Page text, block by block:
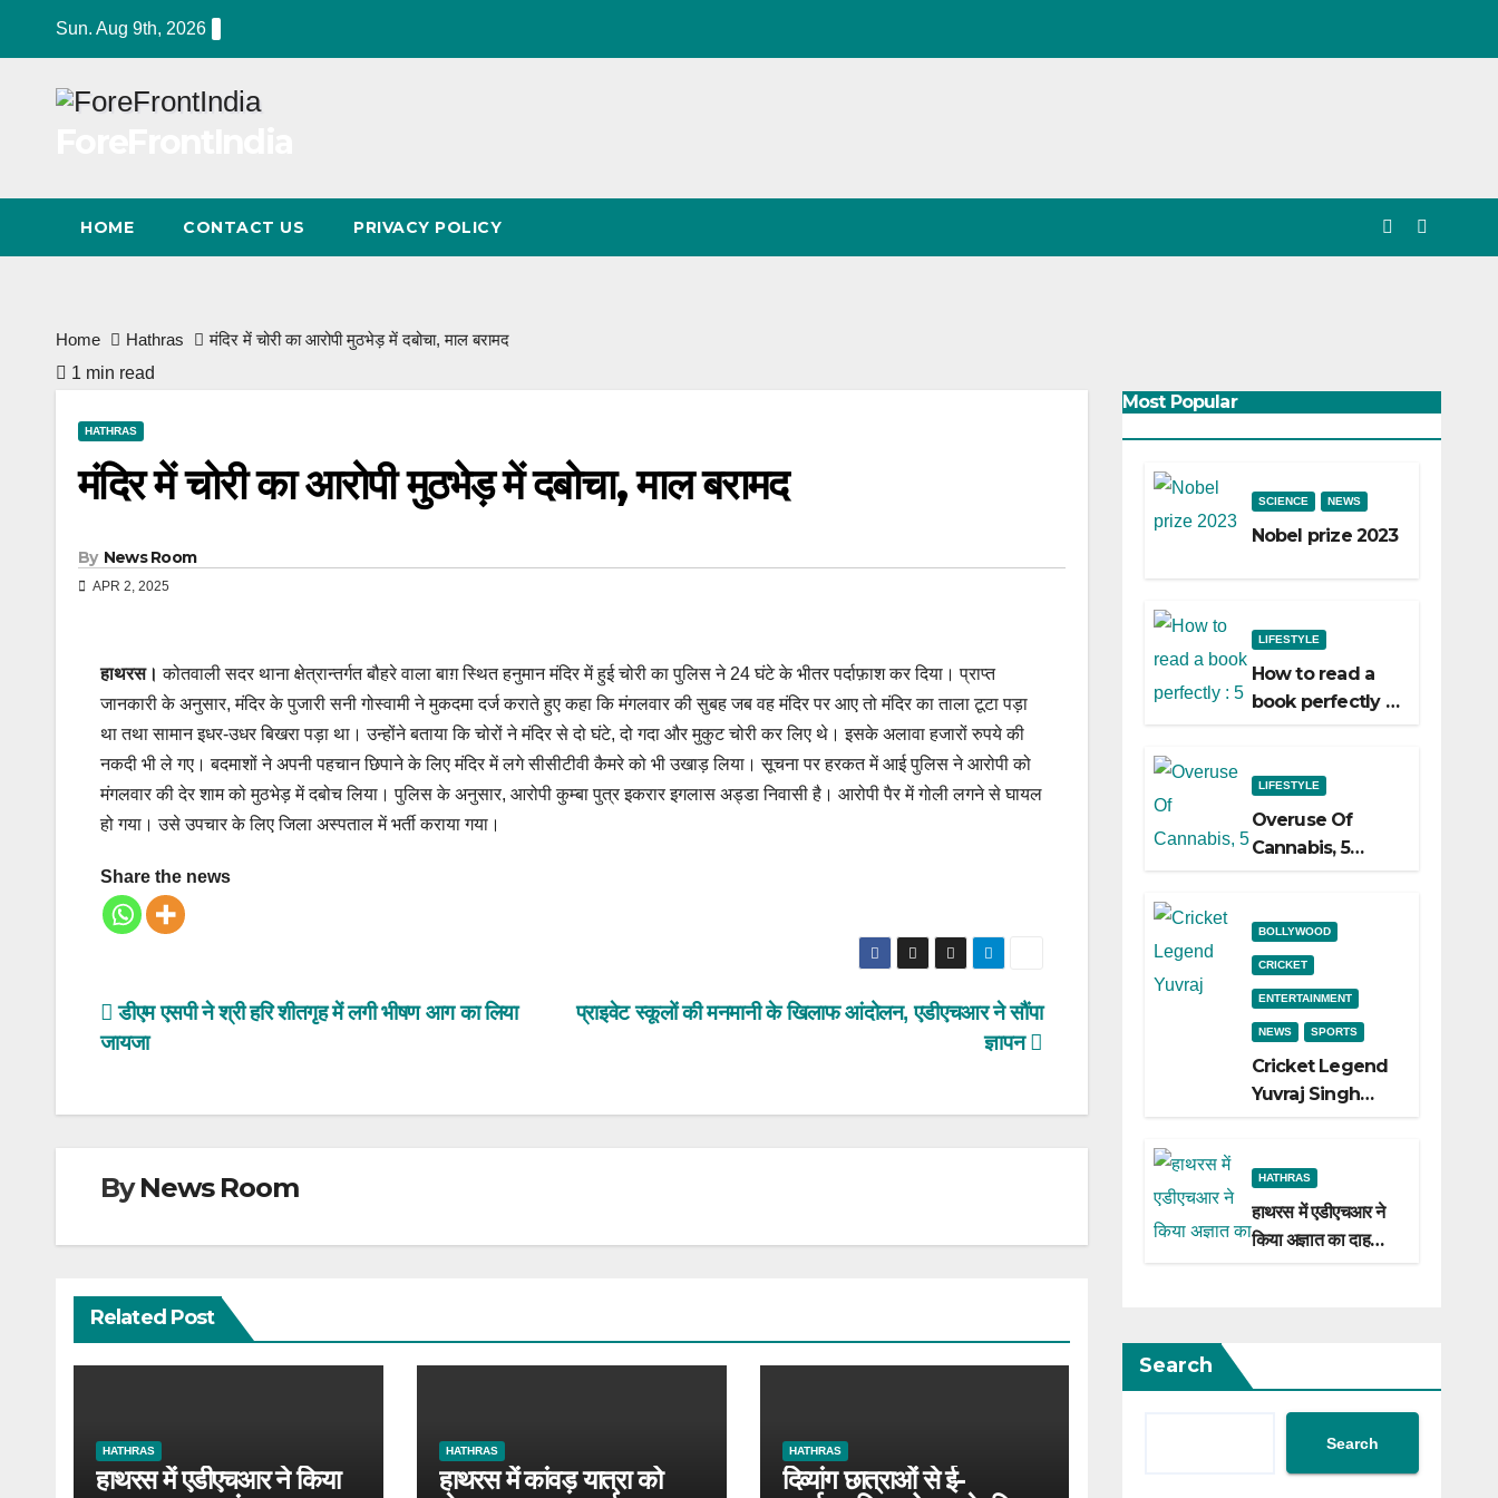
Sun. Aug 9th, 2026
HOME CONTACT US PRIVACY POLICY
Home Hathras
मंदिर में चोरी का आरोपी मुठभेड़ में दबोचा, माल बरामद
1 min read
HATHRAS
मंदिर में चोरी का आरोपी मुठभेड़ में दबोचा, माल बरामद
By News Room
APR 2, 2025
हाथरस। कोतवाली सदर थाना क्षेत्रान्तर्गत बौहरे वाला बाग़ स्थित हनुमान मंदिर में हुई चोरी का पुलिस ने 24 घंटे के भीतर पर्दाफ़ाश कर दिया। प्राप्त
जानकारी के अनुसार, मंदिर के पुजारी सनी गोस्वामी ने मुकदमा दर्ज कराते हुए कहा कि मंगलवार की सुबह जब वह मंदिर पर आए तो मंदिर का ताला टूटा पड़ा
था तथा सामान इधर-उधर बिखरा पड़ा था। उन्होंने बताया कि चोरों ने मंदिर से दो घंटे, दो गदा और मुकुट चोरी कर लिए थे। इसके अलावा हजारों रुपये की
नकदी भी ले गए। बदमाशों ने अपनी पहचान छिपाने के लिए मंदिर में लगे सीसीटीवी कैमरे को भी उखाड़ लिया। सूचना पर हरकत में आई पुलिस ने आरोपी को
मंगलवार की देर शाम को मुठभेड़ में दबोच लिया। पुलिस के अनुसार, आरोपी कुम्बा पुत्र इकरार इगलास अड्डा निवासी है। आरोपी पैर में गोली लगने से घायल
हो गया। उसे उपचार के लिए जिला अस्पताल में भर्ती कराया गया।
Share the news
Post
प्राइवेट स्कूलों की मनमानी के खिलाफ आंदोलन, एडीएचआर ने सौंपा
ज्ञापन
डीएम एसपी ने श्री हरि शीतगृह में लगी भीषण आग का लिया
जायजा
ByNews Room
Related Post
HATHRAS
हाथरस में एडीएचआर ने किया
HATHRAS
हाथरस में कांवड़ यात्रा को
HATHRAS
दिव्यांग छात्राओं से ई-
Most Popular
SCIENCE NEWS
Nobel prize 2023
LIFESTYLE
How to read a
book perfectly :
LIFESTYLE
Overuse Of
Cannabis, 5
And Heart
Failure, Study
Finds
BOLLYWOOD
CRICKET
ENTERTAINMENT
NEWS SPORTS
Cricket Legend
Yuvraj Singh
Preview of the
Film Celebrating
His Legacy
HATHRAS
हाथरस में एडीएचआर ने
किया अज्ञात का दाह
Search
Search